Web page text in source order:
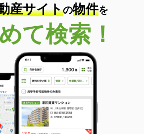
産サイトの物件を
て検索！